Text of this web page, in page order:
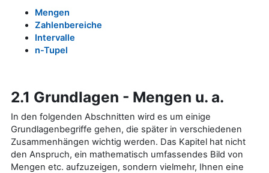
Mengen
Zahlenbereiche
Intervalle
n-Tupel
2.1 Grundlagen - Mengen u. a.
In den folgenden Abschnitten wird es um einige
Grundlagenbegriffe gehen, die später in verschiedenen
Zusammenhängen wichtig werden. Das Kapitel hat nicht
den Anspruch, ein mathematisch umfassendes Bild von
Mengen etc. aufzuzeigen, sondern vielmehr, Ihnen eine